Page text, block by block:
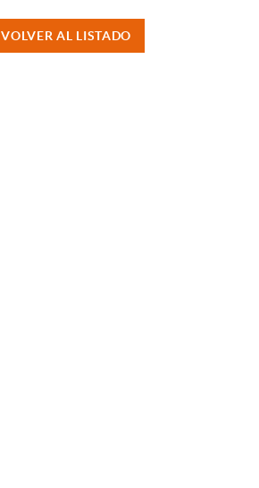
VOLVER AL LISTADO